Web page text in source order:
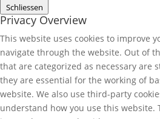
Schliessen
Privacy Overview
This website uses cookies to improve
navigate through the website. Out of
that are categorized as necessary are
they are essential for the working of
website. We also use third-party
understand how you use this website.